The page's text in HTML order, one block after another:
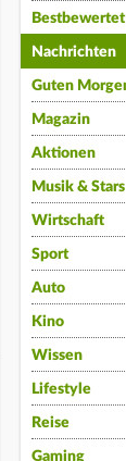
Bestbewertet
Nachrichten
Guten
Magazin
Aktionen
Musik & Stars
Wirtschaft
Sport
Auto
Kino
Wissen
Lifestyle
Reise
Gaming